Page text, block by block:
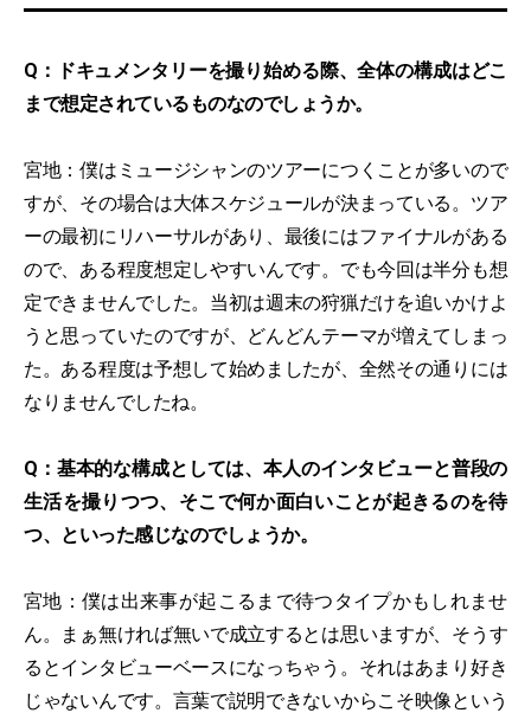
Q：ドキュメンタリーを撮り始める際、全体の構成はどこ
まで想定されているものなのでしょうか。
宮地：僕はミュージシャンのツアーにつくことが多いので
すが、その場合は大体スケジュールが決まっている。ツア
ーの最初にリハーサルがあり、最後にはファイナルがある
ので、ある程度想定しやすいんです。でも今回は半分も想
定できませんでした。当初は週末の狩猟だけを追いかけよ
うと思っていたのですが、どんどんテーマが増えてしまっ
た。ある程度は予想して始めましたが、全然その通りには
なりませんでしたね。
Q：基本的な構成としては、本人のインタビューと普段の
生活を撮りつつ、そこで何か面白いことが起きるのを待
つ、といった感じなのでしょうか。
宮地：僕は出来事が起こるまで待つタイプかもしれませ
ん。まぁ無ければ無いで成立するとは思いますが、そうす
るとインタビューベースになっちゃう。それはあまり好き
じゃないんです。言葉で説明できないからこそ映像という